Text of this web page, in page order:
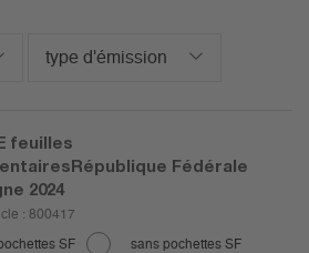
type d'émission
feuilles
Fédérale
2024
: 800417
SF sans pochettes SF